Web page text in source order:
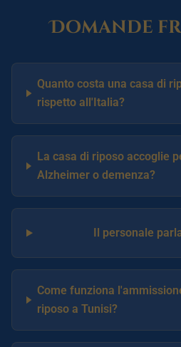
Domande
Quanto costa una casa di
rispetto all'Italia?
La casa di riposo accoglie
Alzheimer o demenza?
Il personale
Come funziona
riposo a Tunisi?